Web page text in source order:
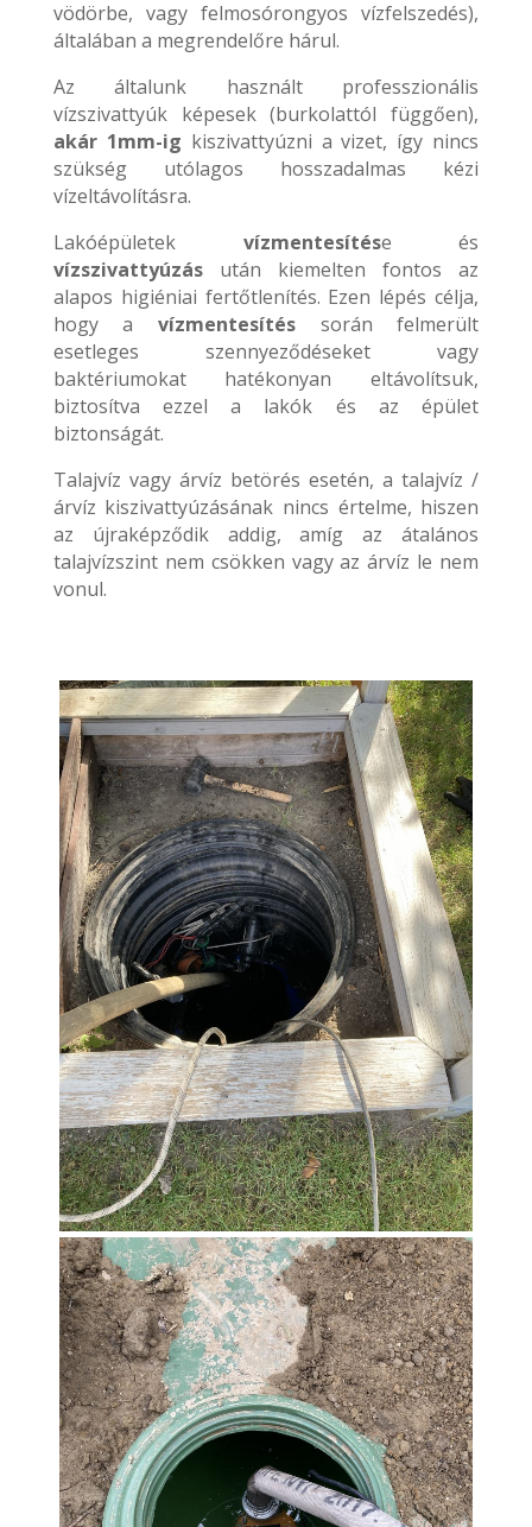
vödörbe, vagy felmosórongyos vízfelszedés),
általában a megrendelőre hárul.
Az általunk használt professzionális
vízszivattyúk képesek (burkolattól függően),
akár 1mm-ig kiszivattyúzni a vizet, így nincs
szükség utólagos hosszadalmas kézi
vízeltávolításra.
Lakóépületek vízmentesítése és
vízszivattyúzásután kiemelten fontos az
alapos higiéniai fertőtlenítés. Ezen lépés célja,
hogy a vízmentesítés során felmerült
esetleges szennyeződéseket vagy
baktériumokat hatékonyan eltávolítsuk,
biztosítva ezzel a lakók és az épület
biztonságát.
Talajvíz vagy árvíz betörés esetén, a talajvíz /
árvíz kiszivattyúzásának nincs értelme, hiszen
az újraképződik addig, amíg az átalános
talajvízszint nem csökken vagy az árvíz le nem
vonul.